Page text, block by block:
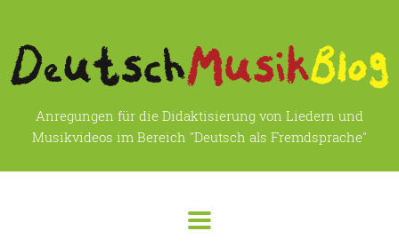
Anregungen für die Didaktisierung von Liedern und
Musikvideos im Bereich "Deutsch als Fremdsprache"